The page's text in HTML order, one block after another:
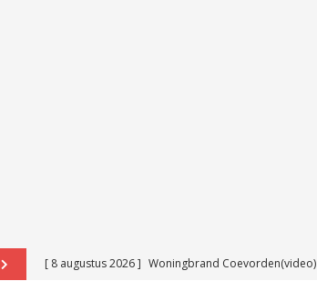
[ 8 augustus 2026 ] Woningbrand Coevorden(video)